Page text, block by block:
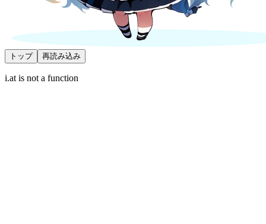
トップ 再読み込み
i.at is not a function